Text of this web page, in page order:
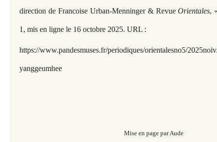
direction de Francoise Urban-Menninger & RevueOrientales,
1, mis en ligne le 16 octobre 2025. URL :
https://www.pandesmuses.fr/periodiques/orientalesno5/
yanggeumhee
Mise en page par Aude